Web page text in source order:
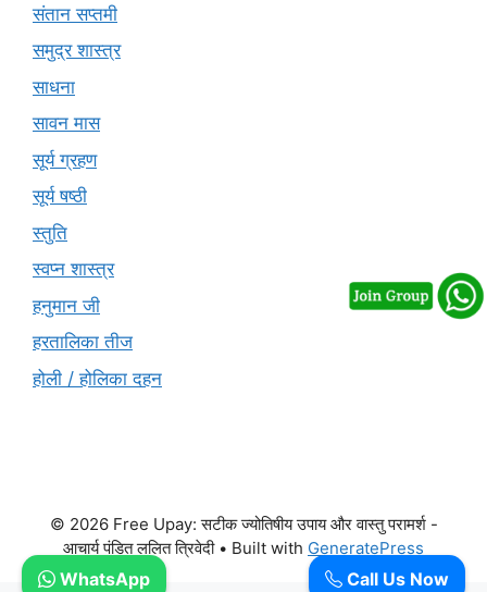
संतान सप्तमी
समुद्र शास्त्र
साधना
सावन मास
सूर्य ग्रहण
सूर्य षष्ठी
स्तुति
स्वप्न शास्त्र
हनुमान जी
हरतालिका तीज
होली / होलिका दहन
© 2026 Free Upay: सटीक ज्योतिषीय उपाय और वास्तु परामर्श -
आचार्य पंडित ललित त्रिवेदी• Built with GeneratePress
Call Us Now
WhatsApp